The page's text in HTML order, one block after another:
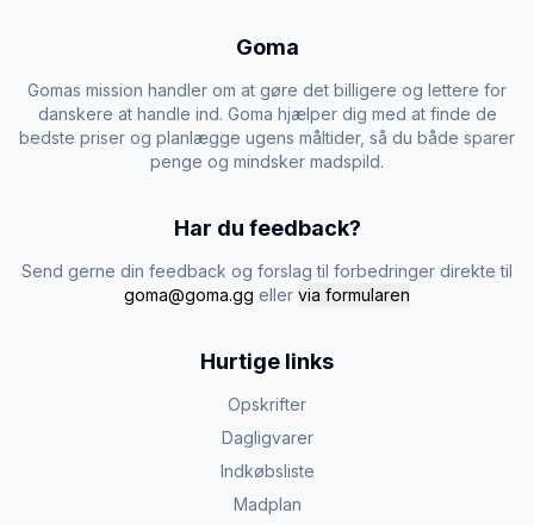
Goma
Gomas mission handler om at gøre det billigere og lettere for
danskere at handle ind. Goma hjælper dig med at finde de
bedste priser og planlægge ugens måltider, så du både sparer
penge og mindsker madspild.
Har du feedback?
Send gerne din feedback og forslag til forbedringer direkte til
goma@goma.gg eller via formularen
Hurtige links
Opskrifter
Dagligvarer
Indkøbsliste
Madplan